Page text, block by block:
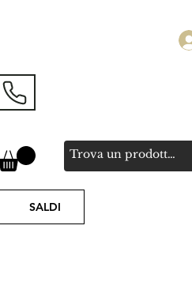
SALDI